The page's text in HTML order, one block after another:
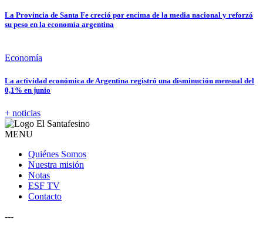
La Provincia de Santa Fe creció por encima de la media nacional y reforzó
su peso en la economía argentina
Economía
La actividad económica de Argentina registró una disminución mensual del
0,1% en junio
+ noticias
MENU
Quiénes Somos
Nuestra misión
Notas
ESF TV
Contacto
---